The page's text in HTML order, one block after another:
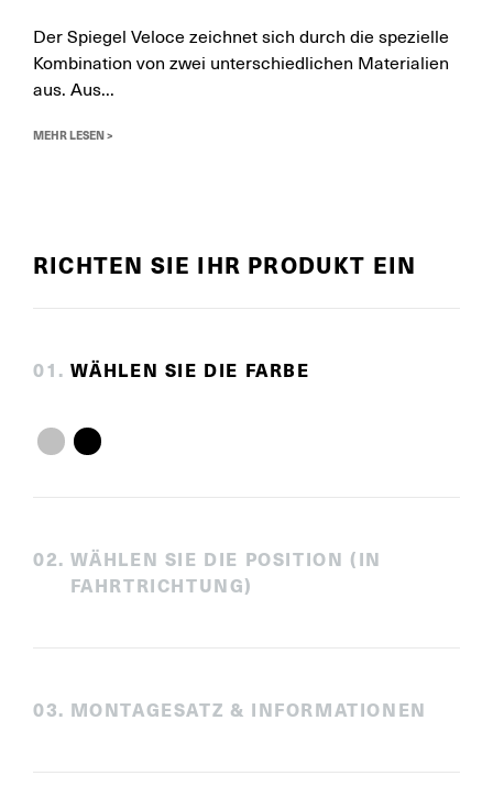
Der Spiegel Veloce zeichnet sich durch die spezielle
Kombination von zwei unterschiedlichen Materialien
aus. Aus...
MEHR LESEN >
RICHTEN SIE IHR PRODUKT EIN
01 . WÄHLEN SIE DIE FARBE
02. WÄHLEN SIE DIE POSITION (IN
FAHRTRICHTUNG)
03. MONTAGESATZ & INFORMATIONEN